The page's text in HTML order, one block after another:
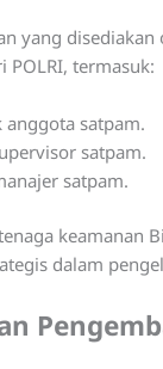
yang
termasuk:
anggota satpam.
satpam.
satpam.
keamanan
dalam